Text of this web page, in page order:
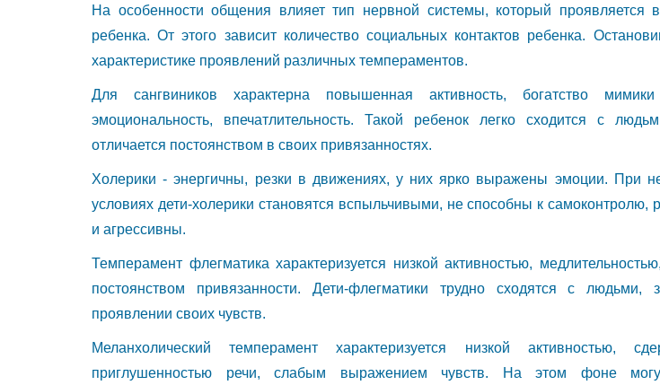
На особенности общения влияет тип нервной системы, который проявляется
ребенка. От этого зависит количество социальных контактов ребенка.
характеристике проявлений различных темпераментов.
Для сангвиников характерна повышенная активность, богатство
эмоциональность, впечатлительность. Такой ребенок легко сходится с
отличается постоянством в своих привязанностях.
Холерики - энергичны, резки в движениях, у них ярко выражены эмоции. При
условиях дети-холерики становятся вспыльчивыми, не способны к самоконтролю,
и агрессивны.
Темперамент флегматика характеризуется низкой активностью,
постоянством привязанности. Дети-флегматики трудно сходятся с людьми,
проявлении своих чувств.
Меланхолический темперамент характеризуется низкой активностью,
приглушенностью речи, слабым выражением чувств. На этом фоне